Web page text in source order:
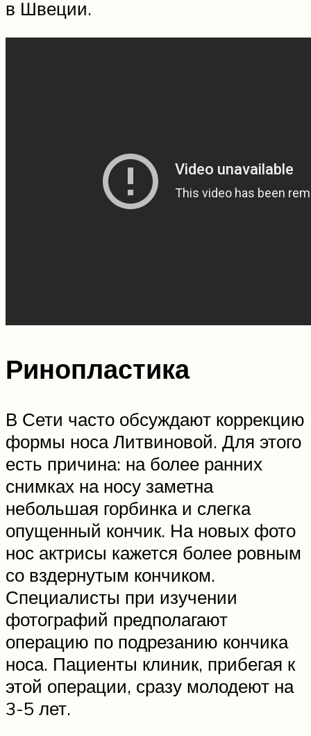
в Швеции.
Ринопластика
В Сети часто обсуждают коррекцию
формы носа Литвиновой. Для этого
есть причина: на более ранних
снимках на носу заметна
небольшая горбинка и слегка
опущенный кончик. На новых фото
нос актрисы кажется более ровным
со вздернутым кончиком.
Специалисты при изучении
фотографий предполагают
операцию по подрезанию кончика
носа. Пациенты клиник, прибегая к
этой операции, сразу молодеют на
3-5 лет.